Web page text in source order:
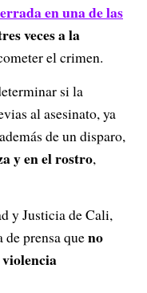
en una de las
veces a la
el crimen.
si la
al asesinato, ya
de un disparo,
y en el rostro,
y Justicia de Cali,
prensa queno